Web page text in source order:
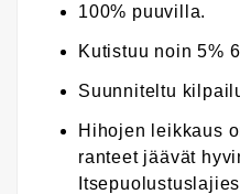
100% puuvilla.
Kutistuu noin 5%
Suunniteltu
Hihojen leikkaus
ranteet jäävät